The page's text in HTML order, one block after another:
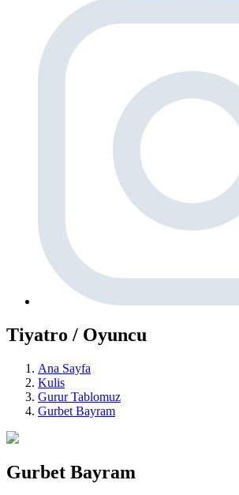
Tiyatro / Oyuncu
Ana Sayfa
Kulis
Gurur Tablomuz
Gurbet Bayram
Gurbet Bayram